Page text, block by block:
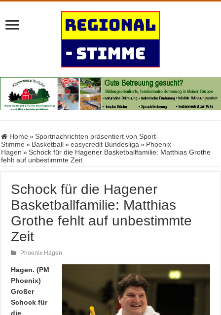
Home » Sportnachrichten präsentiert von Sport-
Stimme » Basketball » easycredit Bundesliga » Phoenix
Hagen » Schock für die Hagener Basketballfamilie: Matthias Grothe
fehlt auf unbestimmte Zeit
Schock für die Hagener
Basketballfamilie: Matthias
Grothe fehlt auf unbestimmte
Zeit
Phoenix Hagen
Hagen. (PM
Phoenix)
Großer
Schock für
die